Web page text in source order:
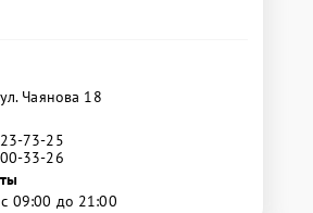
Чаянова 18
73-25
33-26
09:00 до 21:00